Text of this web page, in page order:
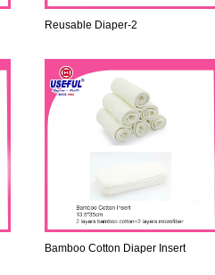
Reusable Diaper-2
Bamboo Cotton Diaper Insert